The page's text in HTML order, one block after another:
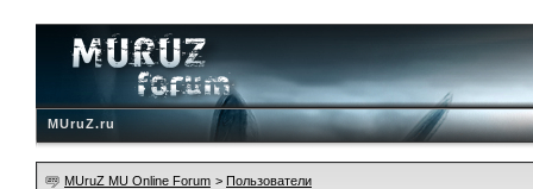
MUruZ.ru
MUruZ MU Online Forum > Пользователи